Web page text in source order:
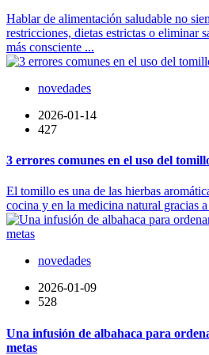
Hablar de alimentación saludable no
restricciones, dietas estrictas o eliminar
más consciente ...
novedades
2026-01-14
427
3 errores comunes en el uso del
El tomillo es una de las hierbas
cocina y en la medicina natural gracias
novedades
2026-01-09
528
Una infusión de albahaca para
metas